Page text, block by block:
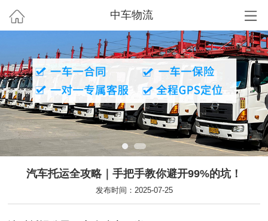
中车物流
汽车托运全攻略｜手把手教你避开99%的坑！
发布时间：2025-07-25